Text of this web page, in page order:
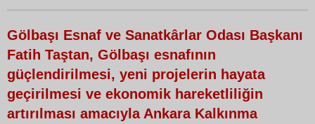
Gölbaşı Esnaf ve Sanatkârlar Odası Başkanı
Fatih Taştan, Gölbaşı esnafının
güçlendirilmesi, yeni projelerin hayata
geçirilmesi ve ekonomik hareketliliğin
artırılması amacıyla Ankara Kalkınma